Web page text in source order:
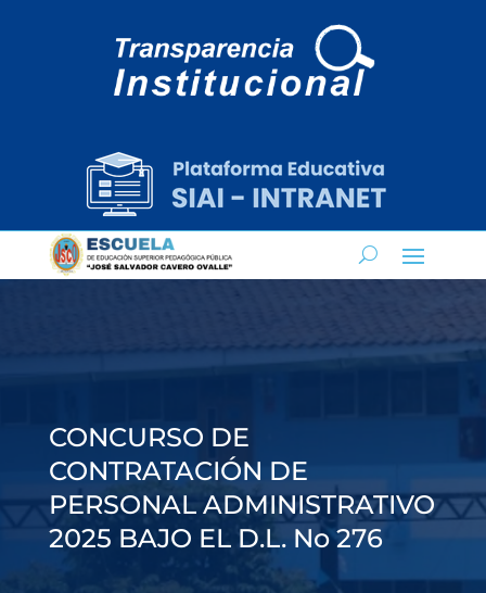
CONCURSO DE
CONTRATACIÓN DE
PERSONAL ADMINISTRATIVO
2025 BAJO EL D.L. No 276